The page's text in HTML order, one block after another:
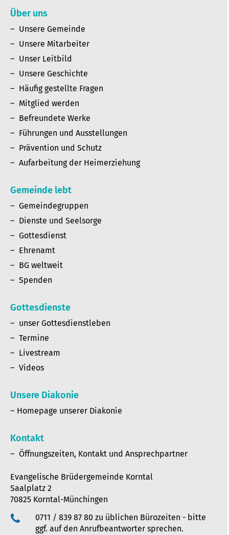
Über uns
Unsere Gemeinde
Unsere Mitarbeiter
Unser Leitbild
Unsere Geschichte
Häufig gestellte Fragen
Mitglied werden
Befreundete Werke
Führungen und Ausstellungen
Prävention und Schutz
Aufarbeitung der Heimerziehung
Gemeinde lebt
Gemeindegruppen
Dienste und Seelsorge
Gottesdienst
Ehrenamt
BG weltweit
Spenden
Gottesdienste
unser Gottesdienstleben
Termine
Livestream
Videos
Unsere Diakonie
Homepage unserer Diakonie
Kontakt
Öffnungszeiten, Kontakt und Ansprechpartner
Evangelische Brüdergemeinde Korntal
Saalplatz 2
70825 Korntal-Münchingen
0711 / 839 87 80 zu üblichen Bürozeiten - bitte
ggf. auf den Anrufbeantworter sprechen.